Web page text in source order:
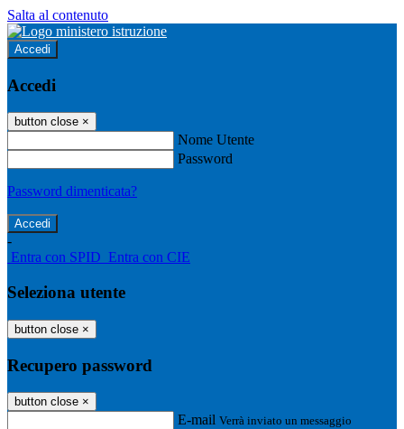
Salta al contenuto
Accedi
Accedi
button close ×
Nome Utente
Password
Password dimenticata?
-
Entra con SPID Entra con CIE
Seleziona utente
button close ×
Recupero password
button close ×
E-mail Verrà inviato un messaggio